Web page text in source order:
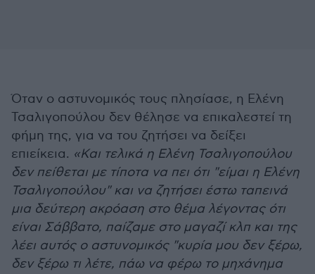
Όταν ο αστυνομικός τους πλησίασε, η Ελένη
Τσαλιγοπούλου δεν θέλησε να επικαλεστεί τη
φήμη της, για να του ζητήσει να δείξει
επιείκεια. «Και τελικά η Ελένη Τσαλιγοπούλου
δεν πείθεται με τίποτα να πει ότι "είμαι η Ελένη
Τσαλιγοπούλου" και να ζητήσει έστω ταπεινά
μια δεύτερη ακρόαση στο θέμα λέγοντας ότι
είναι Σάββατο, παίζαμε στο μαγαζί κλπ και της
λέει αυτός ο αστυνομικός "κυρία μου δεν ξέρω,
δεν ξέρω τι λέτε, πάω να φέρω το μηχάνημα